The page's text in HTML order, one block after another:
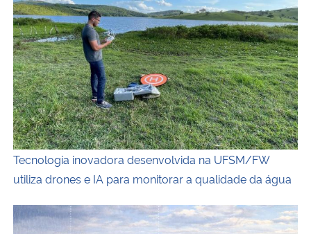
Tecnologia inovadora desenvolvida na UFSM/FW
utiliza drones e IA para monitorar a qualidade da água
Estudo com participação da UFSM revela como